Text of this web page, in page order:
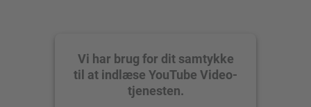
Vi har brug for dit samtykke
til at indlæse YouTube Video-
tjenesten.